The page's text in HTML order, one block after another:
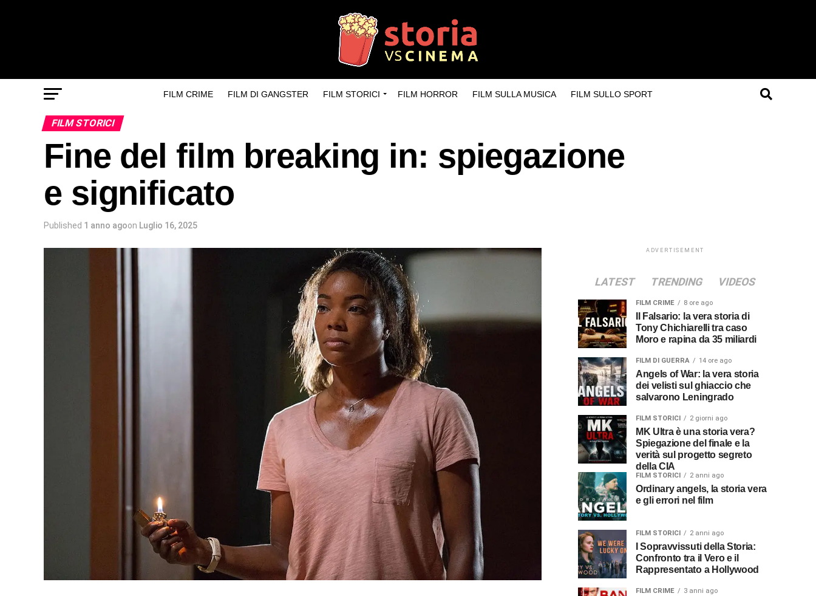
FILM CRIME FILM DI GANGSTER FILM STORICI FILM HORROR FILM SULLA MUSICA FILM SULLO SPORT
FILM STORICI
Fine del film breaking in: spiegazione
e significato
Published 1 anno agoon Luglio 16, 2025
ADVERTISEMENT
LATEST TRENDING VIDEOS
FILM CRIME 8 ore ago
Tony Chichiarelli tra caso
Moro e rapina da 35 miliardi
FILM DI GUERRA 14 ore ago
Angels of War: la vera storia
dei velisti sul ghiaccio che
salvarono Leningrado
FILM STORICI 2 giorni ago
MK Ultra è una storia vera?
Spiegazione del finale e la
verità sul progetto segreto
della CIA
FILM STORICI 2 anni ago
Ordinary angels, la storia vera
e gli errori nel film
FILM STORICI 2 anni ago
Confronto tra il Vero e il
Rappresentato a Hollywood
FILM CRIME 3 anni ago